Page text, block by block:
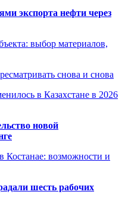
экспорта нефти через
выбор материалов,
снова и снова
в Казахстане в 2026
новой
Костанае: возможности и
шесть рабочих